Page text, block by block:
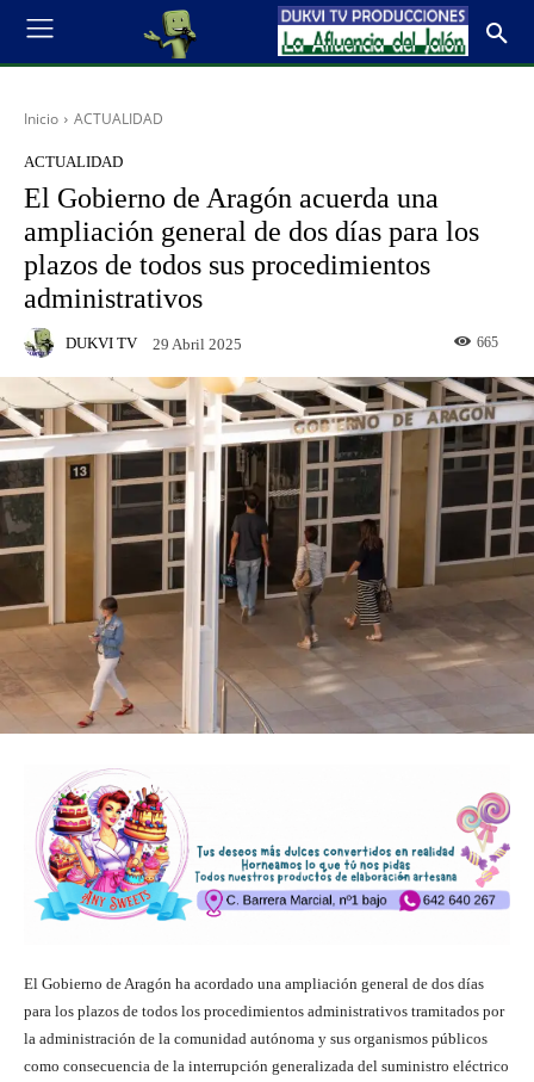
Inicio ACTUALIDAD
ACTUALIDAD
El Gobierno de Aragón acuerda una
ampliación general de dos días para los
plazos de todos sus procedimientos
administrativos
DUKVI TV 29 Abril 2025 665
El Gobierno de Aragón ha acordado una ampliación general de dos días
para los plazos de todos los procedimientos administrativos tramitados por
la administración de la comunidad autónoma y sus organismos públicos
como consecuencia de la interrupción generalizada del suministro eléctrico